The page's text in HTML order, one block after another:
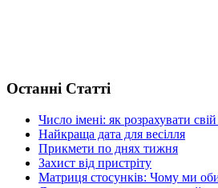
Останні Статті
Число імені: як розрахувати
Найкраща дата для весілля
Прикмети по днях тижня
Захист від пристріту
Матриця стосунків: Чому ми